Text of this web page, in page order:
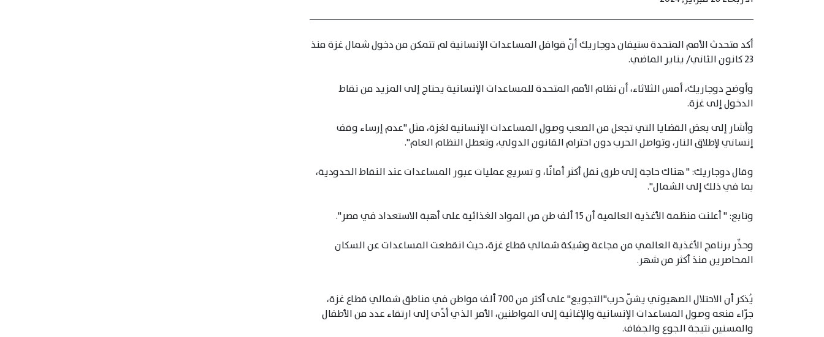
أكد متحدث الأمم المتحدة ستيفان دوجاريك أنّ قوافل المساعدات الإنسانية لم تتمكن من دخول شمال غزة منذ
23 كانون الثاني/ يناير الماضي.
وأوضح دوجاريك، أمس الثلاثاء، أن نظام الأمم المتحدة للمساعدات الإنسانية يحتاج إلى المزيد من نقاط
الدخول إلى غزة.
وأشار إلى بعض القضايا التي تجعل من الصعب وصول المساعدات الإنسانية لغزة، مثل "عدم إرساء وقف
إنساني لإطلاق النار، وتواصل الحرب دون احترام القانون الدولي، وتعطل النظام العام".
وقال دوجاريك: " هناك حاجة إلى طرق نقل أكثر أمانًا، و تسريع عمليات عبور المساعدات عند النقاط الحدودية،
بما في ذلك إلى الشمال".
وتابع: " أعلنت منظمة الأغذية العالمية أن 15 ألف طن من المواد الغذائية على أهبة الاستعداد في مصر".
وحذّر برنامج الأغذية العالمي من مجاعة وشيكة شمالي قطاع غزة، حيث انقطعت المساعدات عن السكان
المحاصرين منذ أكثر من شهر.
يُذكر أن الاحتلال الصهيوني يشنّ حرب"التجويع" على أكثر من 700 ألف مواطن في مناطق شمالي قطاع غزة،
جرّاء منعه وصول المساعدات الإنسانية والإغاثية إلى المواطنين، الأمر الذي أدّى إلى ارتقاء عدد من الأطفال
والمسنين نتيجة الجوع والجفاف.